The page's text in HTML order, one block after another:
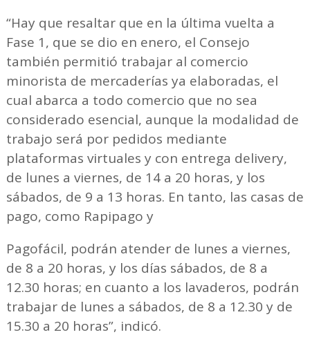
“Hay que resaltar que en la última vuelta a
Fase 1, que se dio en enero, el Consejo
también permitió trabajar al comercio
minorista de mercaderías ya elaboradas, el
cual abarca a todo comercio que no sea
considerado esencial, aunque la modalidad de
trabajo será por pedidos mediante
plataformas virtuales y con entrega delivery,
de lunes a viernes, de 14 a 20 horas, y los
sábados, de 9 a 13 horas. En tanto, las casas de
pago, como Rapipago y
Pagofácil, podrán atender de lunes a viernes,
de 8 a 20 horas, y los días sábados, de 8 a
12.30 horas; en cuanto a los lavaderos, podrán
trabajar de lunes a sábados, de 8 a 12.30 y de
15.30 a 20 horas”, indicó.